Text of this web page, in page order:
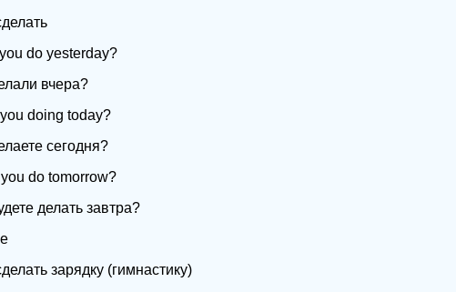
do yesterday?
вчера?
doing today?
сегодня?
do tomorrow?
делать завтра?
зарядку (гимнастику)